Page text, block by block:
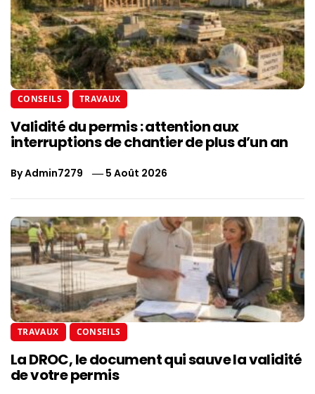
CONSEILS TRAVAUX
Validité du permis : attention aux
interruptions de chantier de plus d’un an
ByAdmin7279 5 Août 2026
TRAVAUX CONSEILS
La DROC, le document qui sauve la validité
de votre permis